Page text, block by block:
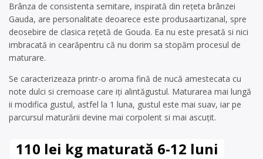
Brânza de consistenta semitare, inspirată din rețeta brânzei
Gauda, are personalitate deoarece este produsaartizanal, spre
deosebire de clasica rețetă de Gouda. Ea nu este presată si nici
imbracată in cearăpentru că nu dorim sa stopăm procesul de
maturare.
Se caracterizeaza printr-o aroma fină de nucă amestecata cu
note dulci si cremoase care iți alintăgustul. Maturarea mai lungă
ii modifica gustul, astfel la 1 luna, gustul este mai suav, iar pe
parcursul maturării devine mai corpolent si mai ascuțit.
110 lei kg maturată 6-12 luni